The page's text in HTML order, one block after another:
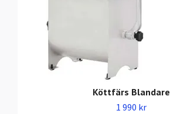
Köttfärs Blandare
1 990 kr